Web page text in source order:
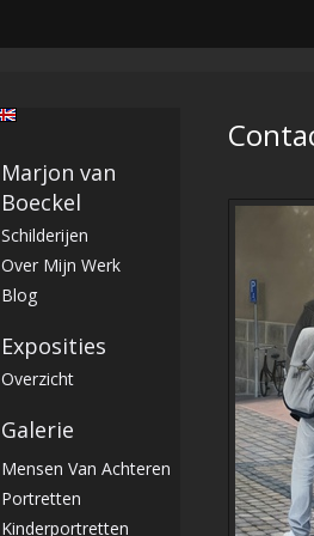
Marjon van
Boeckel
Schilderijen
Over Mijn Werk
Blog
Exposities
Overzicht
Galerie
Mensen Van Achteren
Portretten
Kinderportretten